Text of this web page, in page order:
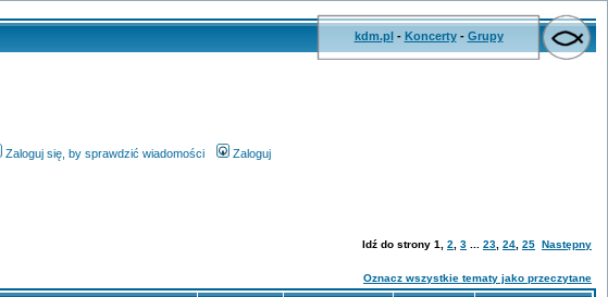
kdm.pl- Koncerty- Grupy
Zaloguj się, by sprawdzić wiadomości Zaloguj
Idź do strony 1 2 3 23 24 25 Następny
Oznacz wszystkie tematy jako przeczytane